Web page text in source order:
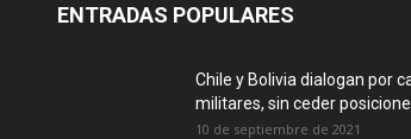
ENTRADAS POPULARES
Chile y Bolivia dialogan por
militares, sin ceder
10 de septiembre de 2021